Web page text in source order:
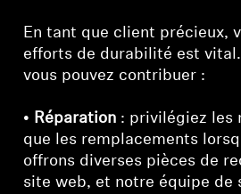
En tant que client précieux,
efforts de durabilité est
vous pouvez contribuer :
• Réparation : privilégiez les
que les remplacements
offrons diverses pièces de
site web, et notre équipe de